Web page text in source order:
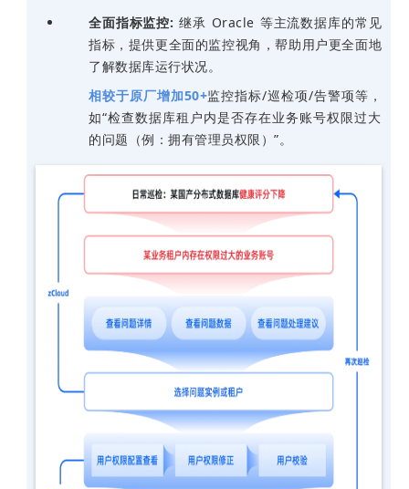
全面指标监控: 继承 Oracle 等主流数据库的常见
指标，提供更全面的监控视角，帮助用户更全面地
了解数据库运行状况。
相较于原厂增加50+监控指标/巡检项/告警项等，
如“检查数据库租户内是否存在业务账号权限过大
的问题（例：拥有管理员权限）”。